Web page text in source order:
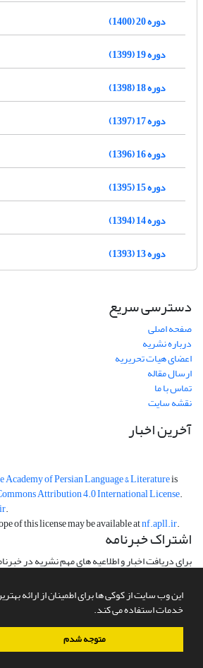
این وب سایت از کوکی ها برای اطمینان از ارائه
خدمات استفاده می کند.
متوجه شدم
دوره 20 (1400)
دوره 19 (1399)
دوره 18 (1398)
دوره 17 (1397)
دوره 16 (1396)
دوره 15 (1395)
دوره 14 (1394)
دوره 13 (1393)
دسترسی سریع
صفحه اصلی
درباره نشریه
اعضای هیات تحریریه
ارسال مقاله
تماس با ما
نقشه سایت
آخرین اخبار
Academy of Persian Language & Literatureis
Attribution 4.0 International License.
.
of this license may be available atnf.apll.ir.
اشتراک خبرنامه
برای دریافت اخبار و اطلاعیه های مهم نشریه در
سامانه مدیریت نشریات علمی.طراحی و پیاده سازی